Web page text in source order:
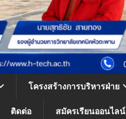
โครงสร้างการบริหารฝ่าย
ติดต่อ สมัครเรียนออนไลน์